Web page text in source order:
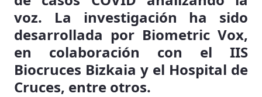
voz. La investigación ha sido
desarrollada por Biometric Vox,
en colaboración con el IIS
Biocruces Bizkaia y el Hospital de
Cruces, entre otros.